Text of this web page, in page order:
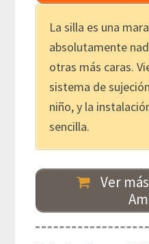
La silla es una
absolutamente
otras más caras.
sistema de
niño, y la
sencilla.
Ver